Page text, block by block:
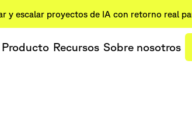
y escalar proyectos de IA con retorno real
Producto Recursos Sobre nosotros